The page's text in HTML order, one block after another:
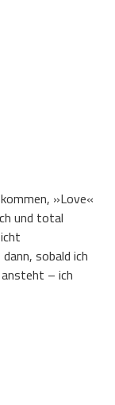
»Love«
und total
sobald ich
ansteht – ich